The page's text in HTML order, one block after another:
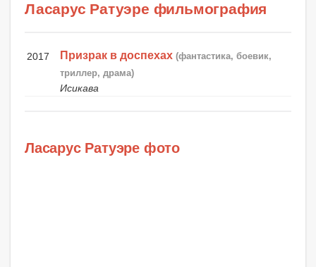
Ласарус Ратуэре фильмография
2017 Призрак в доспехах (фантастика, боевик,
триллер, драма)
Исикава
Ласарус Ратуэре фото